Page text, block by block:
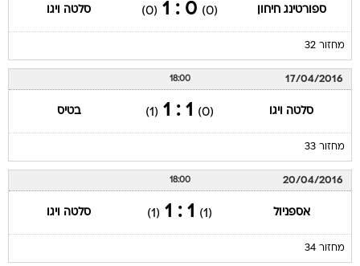
ספורטינג חיחון (0)
0 : 1
(0) סלטה ויגו
מחזור 32
17/04/2016
18:00
סלטה ויגו (0)
1 : 1
(1) בטיס
מחזור 33
20/04/2016
18:00
אספניול (1)
1 : 1
(1) סלטה ויגו
מחזור 34